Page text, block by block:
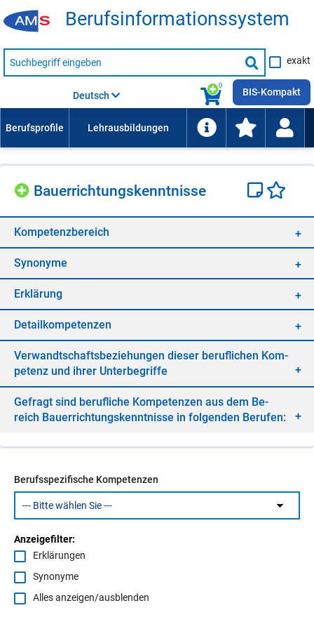
Be­rufs­in­for­ma­ti­ons­sys­tem
Suche
nach
Suche
starten
exakt
0
Deutsch BIS-Kompakt
Bau­er­rich­tungs­kennt­nis­se
Kom­pe­tenz­be­reich
Syn­ony­me
Er­klä­rung
De­tail­kom­pe­ten­zen
Ver­wandt­schafts­be­zie­hun­gen die­ser be­ruf­li­chen Kom­
pe­tenz und ih­rer Un­ter­be­grif­fe
Ge­fragt sind be­ruf­li­che Kom­pe­ten­zen aus dem Be­
reich Bau­er­rich­tungs­kennt­nis­se in fol­gen­den Be­ru­fen:
Berufsspezifische Kompetenzen
Anzeigefilter:
Erklärungen
Synonyme
Alles anzeigen/ausblenden